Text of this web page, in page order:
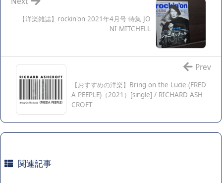
【洋楽雑誌】rockin'on 2021年4月号 特集 JO
NI MITCHELL
【おすすめの洋楽】Bring on the Lucie (FRED
A PEEPLE)（2021）[single] / RICHARD ASH
CROFT
Prev
関連記事